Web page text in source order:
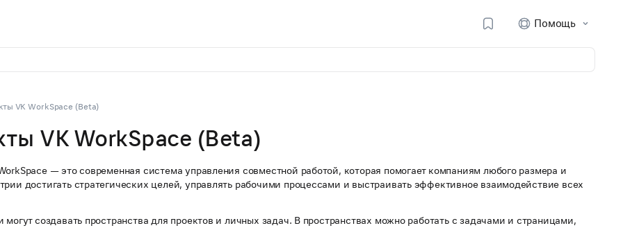
Помощь
VK WorkSpace (Beta)
VK WorkSpace (Beta)
— это современная система управления совместной работой, которая помогает компаниям любого размера и
достигать стратегических целей, управлять рабочими процессами и выстраивать эффективное взаимодействие всех
могут создавать пространства для проектов и личных задач. В пространствах можно работать с задачами и страницами,